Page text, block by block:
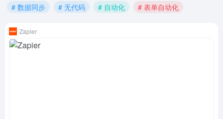
# 数据同步
# 无代码 # 自动化 # 表单自动化
Zapier